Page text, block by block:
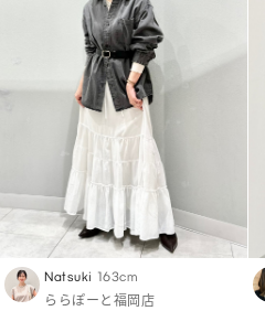
Natsuki 163cm
ららぽーと福岡店